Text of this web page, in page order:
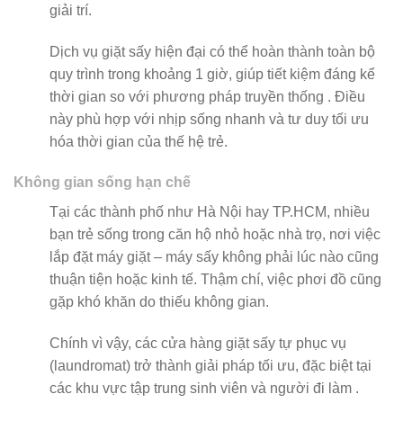
giải trí.
Dịch vụ giặt sấy hiện đại có thể hoàn thành toàn bộ
quy trình trong khoảng 1 giờ, giúp tiết kiệm đáng kể
thời gian so với phương pháp truyền thống . Điều
này phù hợp với nhịp sống nhanh và tư duy tối ưu
hóa thời gian của thế hệ trẻ.
Không gian sống hạn chế
Tại các thành phố như Hà Nội hay TP.HCM, nhiều
bạn trẻ sống trong căn hộ nhỏ hoặc nhà trọ, nơi việc
lắp đặt máy giặt – máy sấy không phải lúc nào cũng
thuận tiện hoặc kinh tế. Thậm chí, việc phơi đồ cũng
gặp khó khăn do thiếu không gian.
Chính vì vậy, các cửa hàng giặt sấy tự phục vụ
(laundromat) trở thành giải pháp tối ưu, đặc biệt tại
các khu vực tập trung sinh viên và người đi làm .